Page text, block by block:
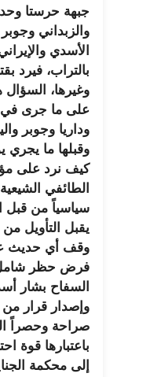
جبهة حرستا
والزبداني
الأسدي
بالتراب، فيرد
وغيرها،
على ما جرى في
وداريا وجوبر
وقبلها ما يجري
كيف نرد على
الطائفي
سياسياً من قبل
يقبل التأويل
وقف أي حديث
فرض حظر شامل
السفاح بشار
وإصدار قرار
صراحة وحصراً
باعتبارها قوة
إلى محكمة